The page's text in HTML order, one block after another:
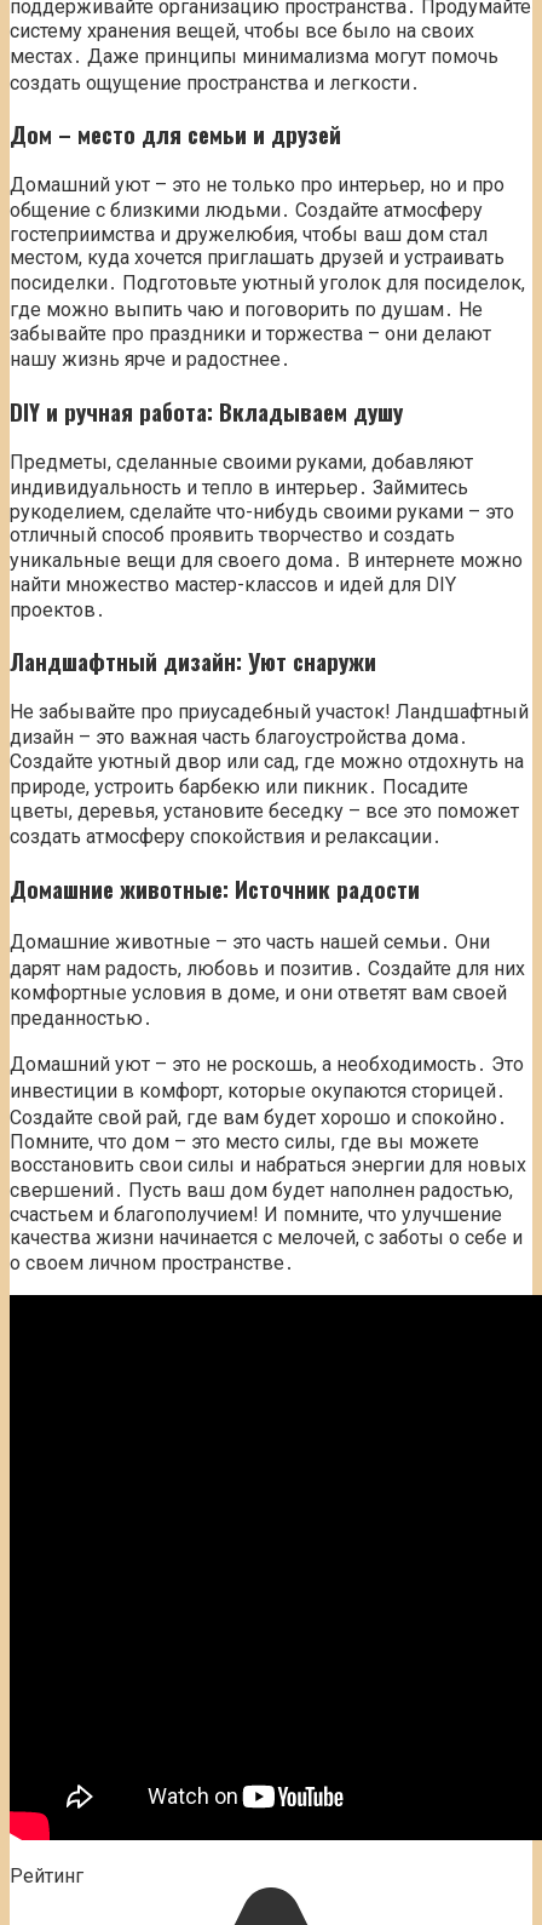
поддерживайте организацию пространства․ Продумайте
систему хранения вещей, чтобы все было на своих
местах․ Даже принципы минимализма могут помочь
создать ощущение пространства и легкости․
Дом – место для семьи и друзей
Домашний уют – это не только про интерьер, но и про
общение с близкими людьми․ Создайте атмосферу
гостеприимства и дружелюбия, чтобы ваш дом стал
местом, куда хочется приглашать друзей и устраивать
посиделки․ Подготовьте уютный уголок для посиделок,
где можно выпить чаю и поговорить по душам․ Не
забывайте про праздники и торжества – они делают
нашу жизнь ярче и радостнее․
DIY и ручная работа: Вкладываем душу
Предметы, сделанные своими руками, добавляют
индивидуальность и тепло в интерьер․ Займитесь
рукоделием, сделайте что-нибудь своими руками – это
отличный способ проявить творчество и создать
уникальные вещи для своего дома․ В интернете можно
найти множество мастер-классов и идей для DIY
проектов․
Ландшафтный дизайн: Уют снаружи
Не забывайте про приусадебный участок! Ландшафтный
дизайн – это важная часть благоустройства дома․
Создайте уютный двор или сад, где можно отдохнуть на
природе, устроить барбекю или пикник․ Посадите
цветы, деревья, установите беседку – все это поможет
создать атмосферу спокойствия и релаксации․
Домашние животные: Источник радости
Домашние животные – это часть нашей семьи․ Они
дарят нам радость, любовь и позитив․ Создайте для них
комфортные условия в доме, и они ответят вам своей
преданностью․
Домашний уют – это не роскошь, а необходимость․ Это
инвестиции в комфорт, которые окупаются сторицей․
Создайте свой рай, где вам будет хорошо и спокойно․
Помните, что дом – это место силы, где вы можете
восстановить свои силы и набраться энергии для новых
свершений․ Пусть ваш дом будет наполнен радостью,
счастьем и благополучием! И помните, что улучшение
качества жизни начинается с мелочей, с заботы о себе и
о своем личном пространстве․
Рейтинг